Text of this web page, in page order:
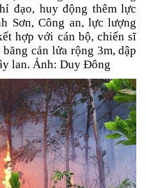
đạo, huy động thêm lực
Sơn, Công an, lực lượng
hợp với cán bộ, chiến sĩ
cản lửa rộng 3m, dập
lan. Ảnh: Duy Đông